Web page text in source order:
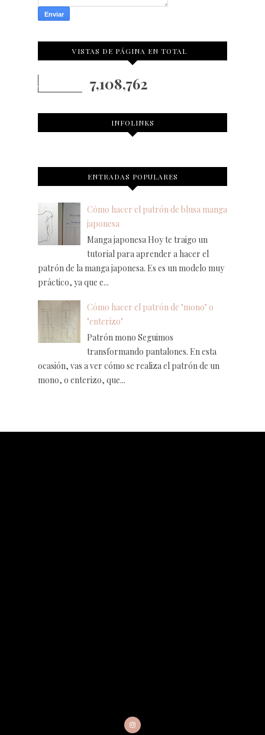
VISTAS DE PÁGINA EN TOTAL
7,108,762
INFOLINKS
ENTRADAS POPULARES
Cómo hacer el patrón de blusa manga
japonesa
Manga japonesa Hoy te traigo un
tutorial para aprender a hacer el
patrón de la manga japonesa. Es es un modelo muy
práctico, ya que e...
Cómo hacer el patrón de "mono" o
"enterizo"
Patrón mono Seguimos
transformando pantalones. En esta
ocasión, vas a ver cómo se realiza el patrón de un
mono, o enterizo, que...